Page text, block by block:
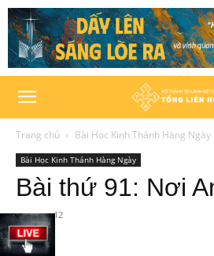
Trang chủ Bài Học Kinh Thánh Hàng Ngày
Bài Học Kinh Thánh Hàng Ngày
Bài thứ 91: Nơi
02/04/2012